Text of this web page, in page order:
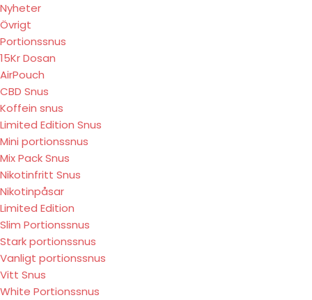
Nyheter
Övrigt
Portionssnus
15Kr Dosan
AirPouch
CBD Snus
Koffein snus
Limited Edition Snus
Mini portionssnus
Mix Pack Snus
Nikotinfritt Snus
Nikotinpåsar
Limited Edition
Slim Portionssnus
Stark portionssnus
Vanligt portionssnus
Vitt Snus
White Portionssnus